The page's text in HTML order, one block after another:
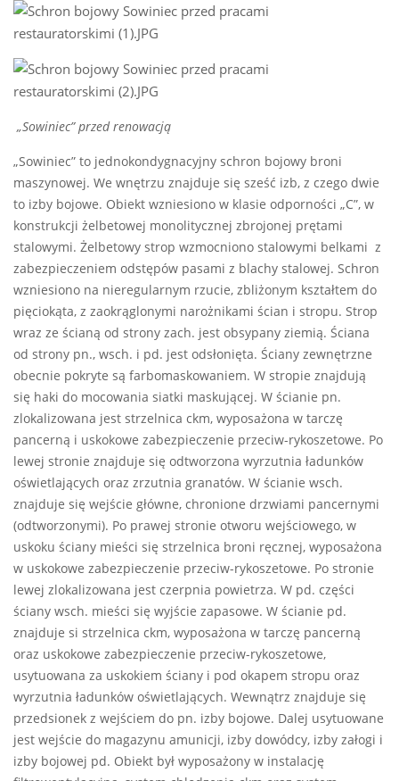
„Sowiniec” przed renowacją
„Sowiniec” to jednokondygnacyjny schron bojowy broni
maszynowej. We wnętrzu znajduje się sześć izb, z czego dwie
to izby bojowe. Obiekt wzniesiono w klasie odporności „C”, w
konstrukcji żelbetowej monolitycznej zbrojonej prętami
stalowymi. Żelbetowy strop wzmocniono stalowymi belkami z
zabezpieczeniem odstępów pasami z blachy stalowej. Schron
wzniesiono na nieregularnym rzucie, zbliżonym kształtem do
pięciokąta, z zaokrąglonymi narożnikami ścian i stropu. Strop
wraz ze ścianą od strony zach. jest obsypany ziemią. Ściana
od strony pn., wsch. i pd. jest odsłonięta. Ściany zewnętrzne
obecnie pokryte są farbomaskowaniem. W stropie znajdują
się haki do mocowania siatki maskującej. W ścianie pn.
zlokalizowana jest strzelnica ckm, wyposażona w tarczę
pancerną i uskokowe zabezpieczenie przeciw-rykoszetowe. Po
lewej stronie znajduje się odtworzona wyrzutnia ładunków
oświetlających oraz zrzutnia granatów. W ścianie wsch.
znajduje się wejście główne, chronione drzwiami pancernymi
(odtworzonymi). Po prawej stronie otworu wejściowego, w
uskoku ściany mieści się strzelnica broni ręcznej, wyposażona
w uskokowe zabezpieczenie przeciw-rykoszetowe. Po stronie
lewej zlokalizowana jest czerpnia powietrza. W pd. części
ściany wsch. mieści się wyjście zapasowe. W ścianie pd.
znajduje si strzelnica ckm, wyposażona w tarczę pancerną
oraz uskokowe zabezpieczenie przeciw-rykoszetowe,
usytuowana za uskokiem ściany i pod okapem stropu oraz
wyrzutnia ładunków oświetlających. Wewnątrz znajduje się
przedsionek z wejściem do pn. izby bojowe. Dalej usytuowane
jest wejście do magazynu amunicji, izby dowódcy, izby załogi i
izby bojowej pd. Obiekt był wyposażony w instalację